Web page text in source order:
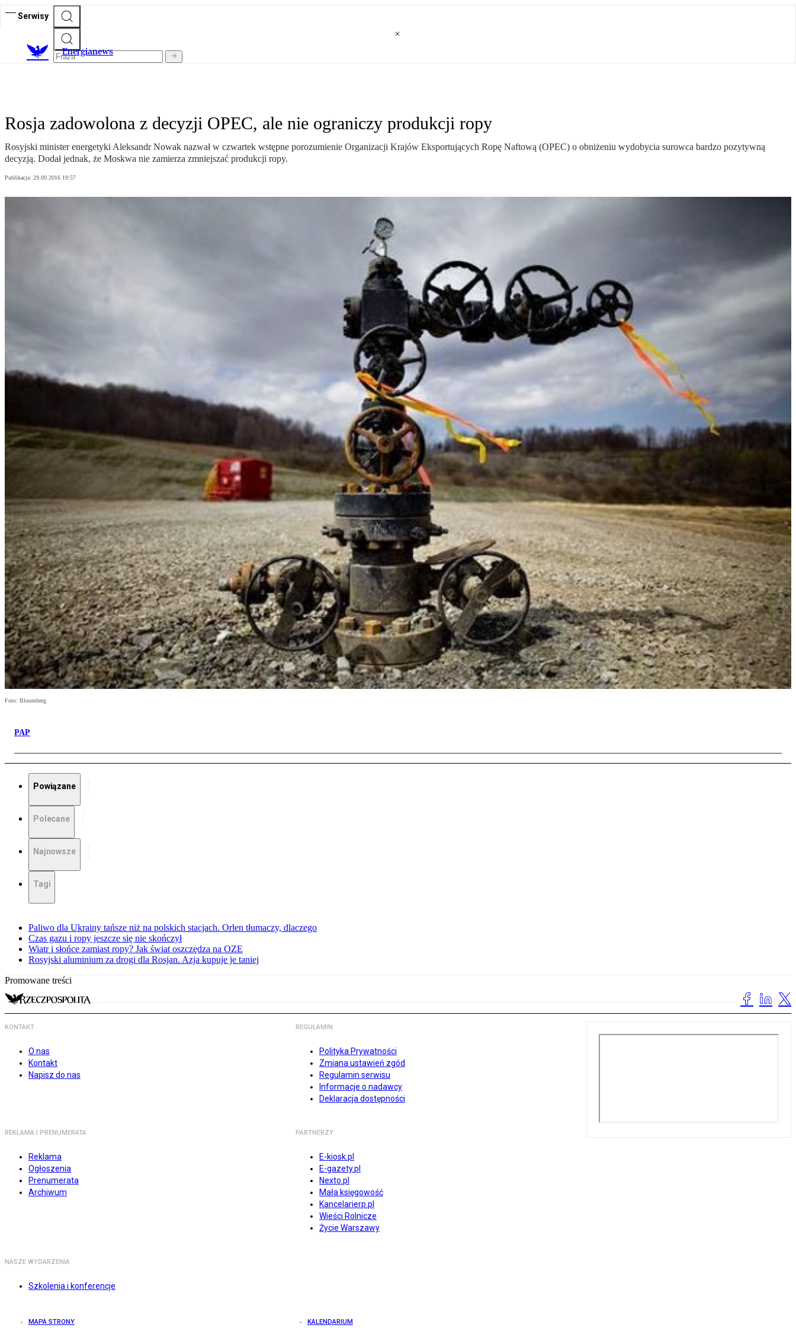
Serwisy
Energianews
Rosja zadowolona z decyzji OPEC, ale nie ograniczy produkcji ropy
Rosyjski minister energetyki Aleksandr Nowak nazwał w czwartek wstępne porozumienie Organizacji Krajów Eksportujących Ropę Naftową (OPEC) o obniżeniu wydobycia surowca bardzo pozytywną
decyzją. Dodał jednak, że Moskwa nie zamierza zmniejszać produkcji ropy.
Publikacja: 29.09.2016 19:57
Foto: Bloomberg
PAP
Powiązane
Polecane
Najnowsze
Tagi
Paliwo dla Ukrainy tańsze niż na polskich stacjach. Orlen tłumaczy, dlaczego
Czas gazu i ropy jeszcze się nie skończył
Wiatr i słońce zamiast ropy? Jak świat oszczędza na OZE
Rosyjski aluminium za drogi dla Rosjan. Azja kupuje je taniej
Promowane treści
KONTAKT
O nas
Kontakt
Napisz do nas
REGULAMIN
Polityka Prywatności
Zmiana ustawień zgód
Regulamin serwisu
Informacje o nadawcy
Deklaracja dostępności
REKLAMA I PRENUMERATA
Reklama
Ogłoszenia
Prenumerata
Archiwum
PARTNERZY
E-kiosk.pl
E-gazety.pl
Nexto.pl
Mała księgowość
Kancelarierp.pl
Wieści Rolnicze
Życie Warszawy
NASZE WYDARZENIA
Szkolenia i konferencje
MAPA STRONY KALENDARIUM